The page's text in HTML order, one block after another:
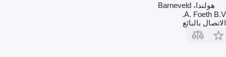
هولندا، Barneveld
A. Foeth B.V.
الاتصال بالبائع